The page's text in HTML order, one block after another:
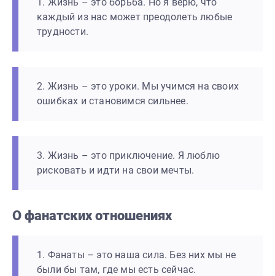
каждый из нас может преодолеть любые
трудности.
2. Жизнь – это уроки. Мы учимся на своих
ошибках и становимся сильнее.
3. Жизнь – это приключение. Я люблю
рисковать и идти на свои мечты.
О фанатских отношениях
1. Фанаты – это наша сила. Без них мы не
были бы там, где мы есть сейчас.